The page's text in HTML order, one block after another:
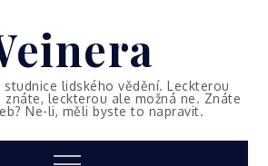
studnice lidského vědění. Leckterou
leckterou ale možná ne. Znáte
Ne-li, měli byste to napravit.
Menu